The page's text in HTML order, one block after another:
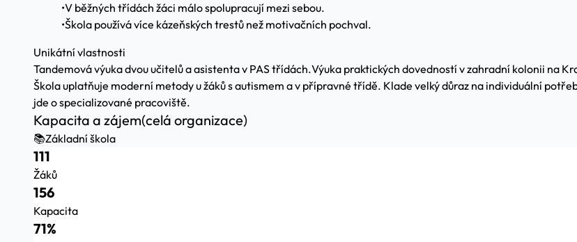
•V běžných třídách žáci málo spolupracují mezi sebou.
•Škola používá více kázeňských trestů než motivačních pochval.
Unikátní vlastnosti
Tandemová výuka dvou učitelů a asistenta v PAS třídách.Výuka praktických dovedností v zahradní kolonii na
Škola uplatňuje moderní metody u žáků s autismem a v přípravné třídě. Klade velký důraz na individuální
jde o specializované pracoviště.
Kapacita a zájem(celá organizace)
📚Základní škola
111
Žáků
156
Kapacita
71%